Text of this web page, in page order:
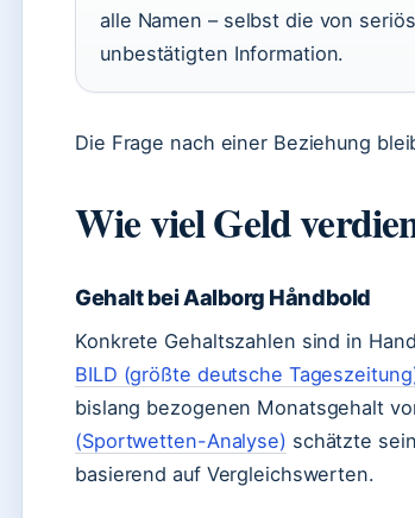
alle Namen – selbst die von
unbestätigten Information.
Die Frage nach einer Beziehung
Wie viel Geld
Gehalt bei Aalborg Håndbold
Konkrete Gehaltszahlen sind in
BILD (größte deutsche
bislang bezogenen Monatsgehalt
(Sportwetten-Analyse) schätzte
basierend auf Vergleichswerten.